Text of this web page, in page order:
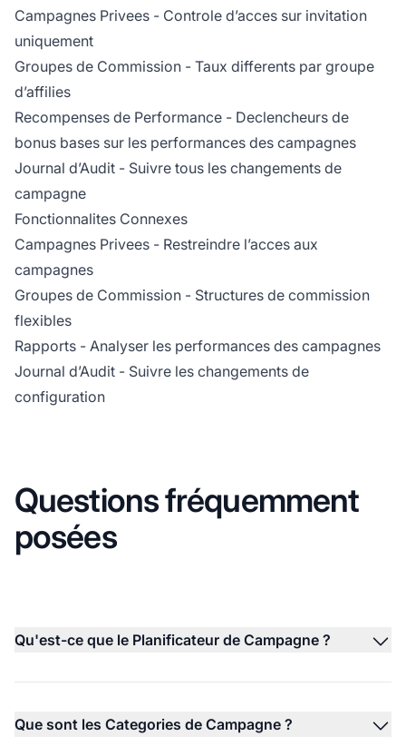
Campagnes Privees - Controle d’acces sur invitation
uniquement
Groupes de Commission - Taux differents par groupe
d’affilies
Recompenses de Performance - Declencheurs de
bonus bases sur les performances des campagnes
Journal d’Audit - Suivre tous les changements de
campagne
Fonctionnalites Connexes
Campagnes Privees - Restreindre l’acces aux
campagnes
Groupes de Commission - Structures de commission
flexibles
Rapports - Analyser les performances des campagnes
Journal d’Audit - Suivre les changements de
configuration
Questions fréquemment
posées
Qu'est-ce que le Planificateur de Campagne ?
Que sont les Categories de Campagne ?